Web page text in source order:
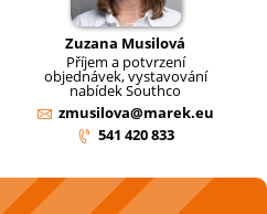
Zuzana Musilová
Příjem a potvrzení
objednávek, vystavování
nabídek Southco
zmusilova@marek.eu
541 420 833